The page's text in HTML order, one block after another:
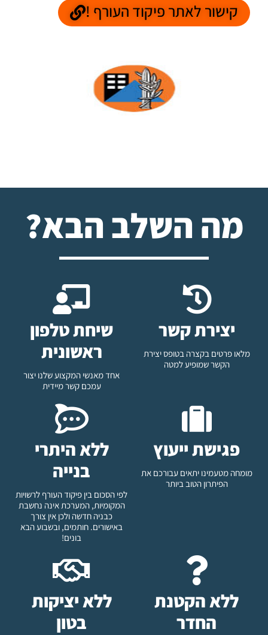
קישור לאתר פיקוד העורף !
מה השלב הבא?
יצירת קשר
מלאו פרטים בקצרה בטופס יצירת
הקשר שמופיע למטה
שיחת טלפון
ראשונית
אחד מאנשי המקצוע שלנו יצור
עמכם קשר מיידית
פגישת ייעוץ
מומחה מטעמינו יתאים עבורכם את
הפיתרון הטוב ביותר
ללא היתרי
בנייה
לפי הסכום בין פיקוד העורף לרשויות
המקומיות, המערכת אינה נחשבת
כבניה חדשה ולכן אין צורך
באישורים. חותמים, ובשבוע הבא
בונים!
ללא הקטנת
החדר
ללא יציקות
בטון